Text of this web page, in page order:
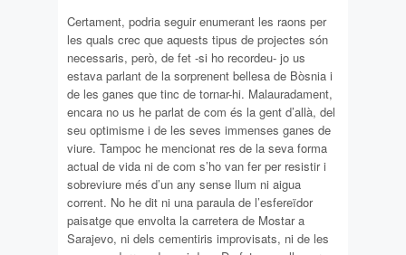
Certament, podria seguir enumerant les raons per
les quals crec que aquests tipus de projectes són
necessaris, però, de fet -si ho recordeu- jo us
estava parlant de la sorprenent bellesa de Bòsnia i
de les ganes que tinc de tornar-hi. Malauradament,
encara no us he parlat de com és la gent d’allà, del
seu optimisme i de les seves immenses ganes de
viure. Tampoc he mencionat res de la seva forma
actual de vida ni de com s’ho van fer per resistir i
sobreviure més d’un any sense llum ni aigua
corrent. No he dit ni una paraula de l’esfereïdor
paisatge que envolta la carretera de Mostar a
Sarajevo, ni dels cementiris improvisats, ni de les